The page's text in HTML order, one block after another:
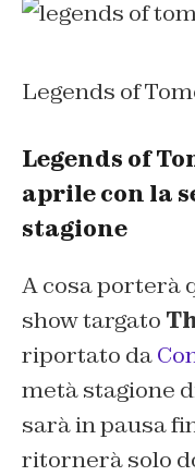
Legends of
Legends of
aprile con la
stagione
A cosa porterà
show targato
riportato da
metà stagione
sarà in pausa
ritornerà solo